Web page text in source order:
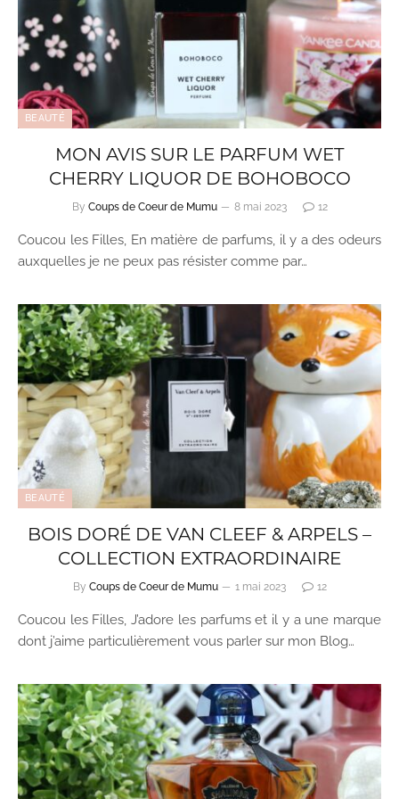
BEAUTÉ
MON AVIS SUR LE PARFUM WET
CHERRY LIQUOR DE BOHOBOCO
By Coups de Coeur de Mumu 8 mai 2023 12
Coucou les Filles, En matière de parfums, il y a des odeurs
auxquelles je ne peux pas résister comme par…
BEAUTÉ
BOIS DORÉ DE VAN CLEEF & ARPELS –
COLLECTION EXTRAORDINAIRE
By Coups de Coeur de Mumu 1 mai 2023 12
Coucou les Filles, J’adore les parfums et il y a une marque
dont j’aime particulièrement vous parler sur mon Blog…